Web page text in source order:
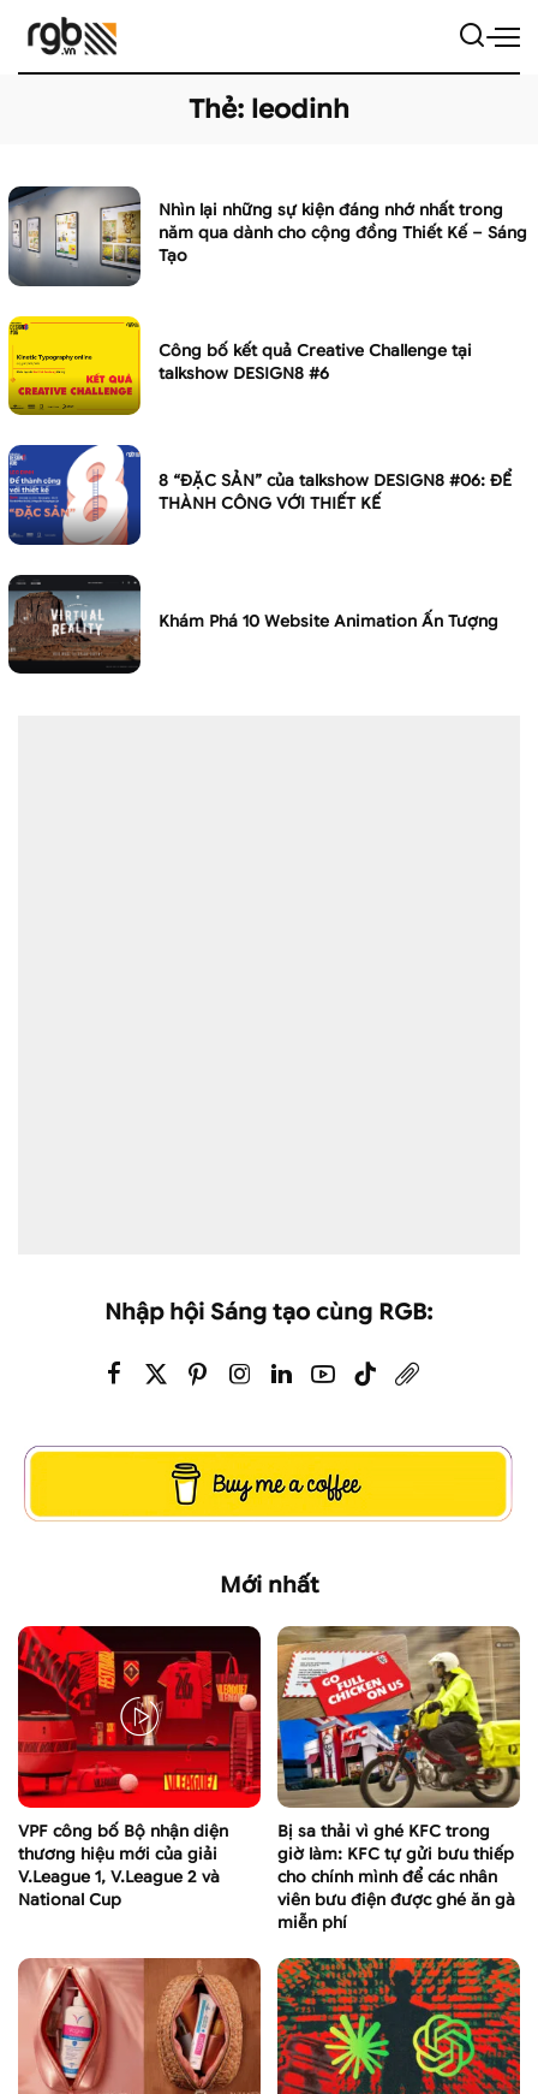
Thẻ: leodinh
Nhìn lại những sự kiện đáng nhớ nhất trong
năm qua dành cho cộng đồng Thiết Kế – Sáng
Tạo
Công bố kết quả Creative Challenge tại
talkshow DESIGN8 #6
8 “ĐẶC SẢN” của talkshow DESIGN8 #06: ĐỂ
THÀNH CÔNG VỚI THIẾT KẾ
Khám Phá 10 Website Animation Ấn Tượng
Nhập hội Sáng tạo cùng RGB:
Mới nhất
VPF công bố Bộ nhận diện
thương hiệu mới của giải
V.League 1, V.League 2 và
National Cup
Bị sa thải vì ghé KFC trong
giờ làm: KFC tự gửi bưu thiếp
cho chính mình để các nhân
viên bưu điện được ghé ăn gà
miễn phí